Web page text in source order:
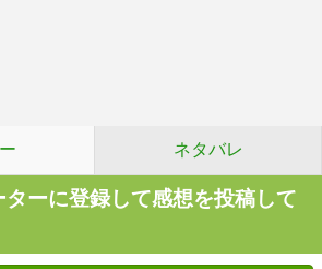
ネタバレ
ーに登録して感想を投稿して